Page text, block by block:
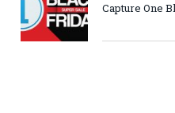
Capture One